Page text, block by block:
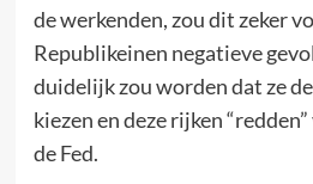
de werkenden, zou dit zeker
Republikeinen negatieve
duidelijk zou worden dat ze
kiezen en deze rijken
de Fed.